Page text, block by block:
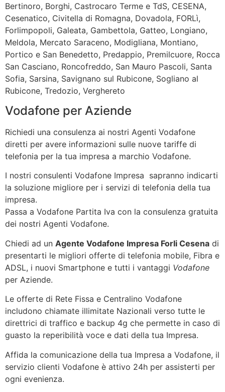
Bertinoro, Borghi, Castrocaro Terme e TdS, CESENA,
Cesenatico, Civitella di Romagna, Dovadola, FORLì,
Forlimpopoli, Galeata, Gambettola, Gatteo, Longiano,
Meldola, Mercato Saraceno, Modigliana, Montiano,
Portico e San Benedetto, Predappio, Premilcuore, Rocca
San Casciano, Roncofreddo, San Mauro Pascoli, Santa
Sofia, Sarsina, Savignano sul Rubicone, Sogliano al
Rubicone, Tredozio, Verghereto
Vodafone per Aziende
Richiedi una consulenza ai nostri Agenti Vodafone
diretti per avere informazioni sulle nuove tariffe di
telefonia per la tua impresa a marchio Vodafone.
I nostri consulenti Vodafone Impresa sapranno indicarti
la soluzione migliore per i servizi di telefonia della tua
impresa.
Passa a Vodafone Partita Iva con la consulenza gratuita
dei nostri Agenti Vodafone.
Chiedi ad un Agente Vodafone Impresa Forli Cesena di
presentarti le migliori offerte di telefonia mobile, Fibra e
ADSL, i nuovi Smartphone e tutti i vantaggi Vodafone
per Aziende.
Le offerte di Rete Fissa e Centralino Vodafone
includono chiamate illimitate Nazionali verso tutte le
direttrici di traffico e backup 4g che permette in caso di
guasto la reperibilità voce e dati della tua Impresa.
Affida la comunicazione della tua Impresa a Vodafone, il
servizio clienti Vodafone è attivo 24h per assisterti per
ogni evenienza.